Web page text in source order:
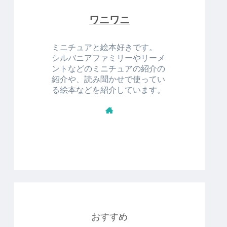
ワニワニ
ミニチュアと絵本好きです。
シルバニアファミリーやリーメ
ントなどのミニチュアの紹介の
紹介や、読み聞かせで使ってい
る絵本などを紹介しています。
おすすめ